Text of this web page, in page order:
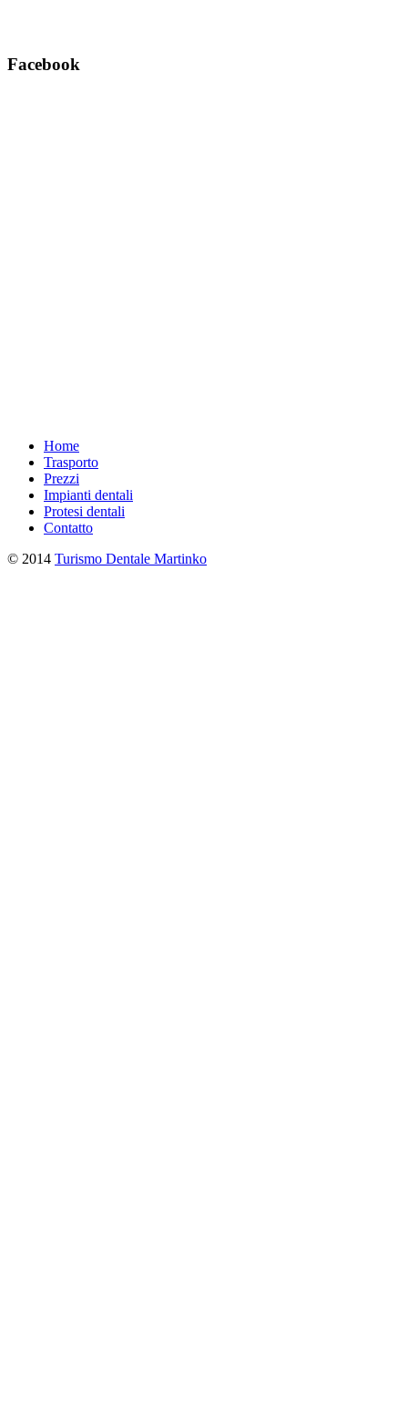
Facebook
Home
Trasporto
Prezzi
Impianti dentali
Protesi dentali
Contatto
© 2014 Turismo Dentale Martinko